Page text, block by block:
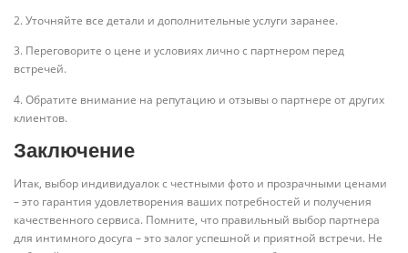
2. Уточняйте все детали и дополнительные услуги заранее.
3. Переговорите о цене и условиях лично с партнером перед
встречей.
4. Обратите внимание на репутацию и отзывы о партнере от других
клиентов.
Заключение
Итак, выбор индивидуалок с честными фото и прозрачными ценами
– это гарантия удовлетворения ваших потребностей и получения
качественного сервиса. Помните, что правильный выбор партнера
для интимного досуга – это залог успешной и приятной встречи. Не